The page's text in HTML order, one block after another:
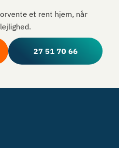
et rent hjem, når
27 51 70 66